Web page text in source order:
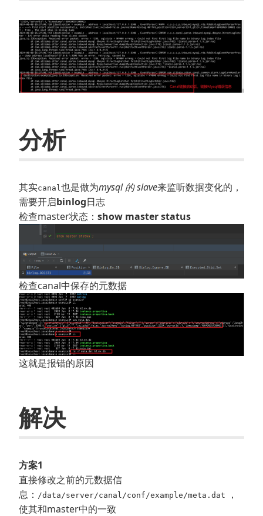
分析
其实canal 也是做为mysql 的 slave来监听数据变化的，
需要开启binlog日志
检查master状态： show master status
检查canal中保存的元数据
这就是报错的原因
解决
方案1
直接修改之前的元数据信
息： /data/server/canal/conf/example/meta.dat
，
使其和master中的一致